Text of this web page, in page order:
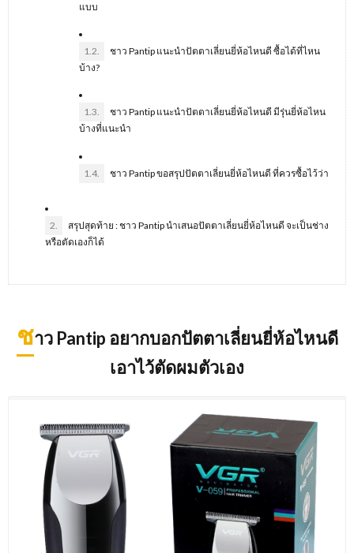
แบบ
1.2.
ชาว Pantip แนะนำปัตตาเลี่ยนยี่ห้อไหนดี ซื้อได้ที่ไหน
บ้าง?
1.3.
ชาว Pantip แนะนำปัตตาเลี่ยนยี่ห้อไหนดี มีรุ่นยี่ห้อไหน
บ้างที่แนะนำ
1.4. ชาว Pantip ขอสรุปปัตตาเลี่ยนยี่ห้อไหนดี ที่ควรซื้อไว้ว่า
2.
สรุปสุดท้าย : ชาว Pantip นำเสนอปัตตาเลี่ยนยี่ห้อไหนดี จะเป็นช่าง
หรือตัดเองก็ได้
ชาว Pantip อยากบอกปัตตาเลี่ยนยี่ห้อไหนดี
เอาไว้ตัดผมตัวเอง